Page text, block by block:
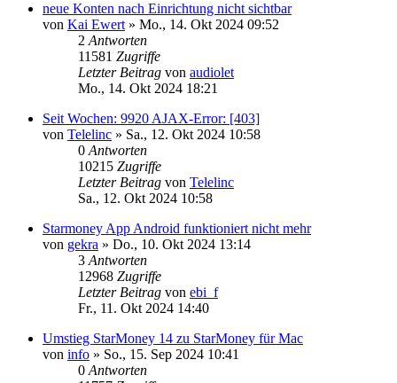
neue Konten nach Einrichtung nicht sichtbar
von Kai Ewert » Mo., 14. Okt 2024 09:52
2 Antworten
11581 Zugriffe
Letzter Beitrag von audiolet
Mo., 14. Okt 2024 18:21
Seit Wochen: 9920 AJAX-Error: [403]
von Telelinc » Sa., 12. Okt 2024 10:58
0 Antworten
10215 Zugriffe
Letzter Beitrag von Telelinc
Sa., 12. Okt 2024 10:58
Starmoney App Android funktioniert nicht mehr
von gekra » Do., 10. Okt 2024 13:14
3 Antworten
12968 Zugriffe
Letzter Beitrag von ebi_f
Fr., 11. Okt 2024 14:40
Umstieg StarMoney 14 zu StarMoney für Mac
von info » So., 15. Sep 2024 10:41
0 Antworten